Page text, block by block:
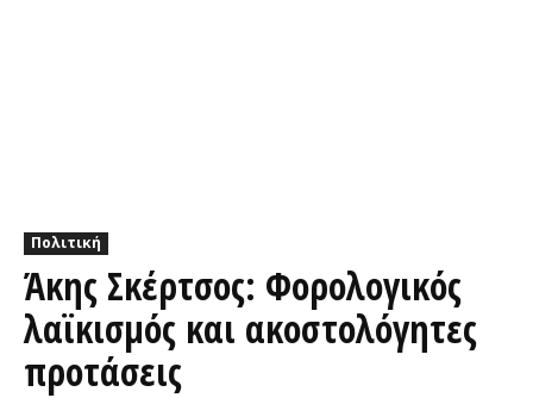
Πολιτική
Άκης Σκέρτσος: Φορολογικός
λαϊκισμός και ακοστολόγητες
προτάσεις